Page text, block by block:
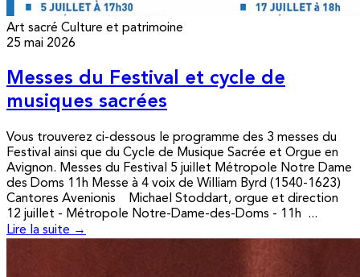
Art sacré Culture et patrimoine
25 mai 2026
Messes du Festival et cycle de
musiques sacrées
Vous trouverez ci-dessous le programme des 3 messes du
Festival ainsi que du Cycle de Musique Sacrée et Orgue en
Avignon. Messes du Festival 5 juillet Métropole Notre Dame
des Doms 11h Messe à 4 voix de William Byrd (1540-1623)
Cantores Avenionis Michael Stoddart, orgue et direction
12 juillet - Métropole Notre-Dame-des-Doms - 11h ...
Lire la suite →